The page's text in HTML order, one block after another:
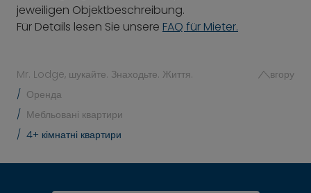
jeweiligen Objektbeschreibung.
Für Details lesen Sie unsere FAQ für Mieter.
Mr. Lodge, шукайте. Знаходьте. Життя.
Оренда
Мебльовані квартири
4+ кімнатні квартири
вгору